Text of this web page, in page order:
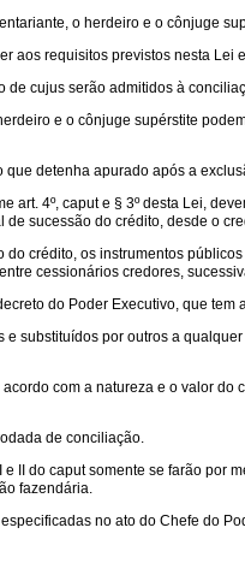
o herdeiro e o cônjuge
aos requisitos previstos nesta
de cujus serão admitidos à
e o cônjuge supérstite
detenha apurado após a
art. 4º, caput e § 3º desta Lei,
sucessão do crédito, desde o
crédito, os instrumentos
cessionários credores,
do Poder Executivo, que
substituídos por outros a
com a natureza e o valor
de conciliação.
II do caput somente se farão por
fazendária.
no ato do Chefe do